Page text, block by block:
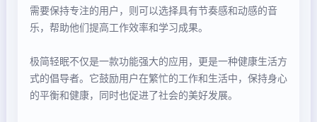
需要保持专注的用户，则可以选择具有节奏感和动感的音
乐，帮助他们提高工作效率和学习成果。
极简轻眠不仅是一款功能强大的应用，更是一种健康生活方
式的倡导者。它鼓励用户在繁忙的工作和生活中，保持身心
的平衡和健康，同时也促进了社会的美好发展。